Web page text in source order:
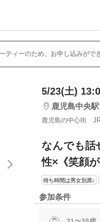
ティーのため、お申し込みがで
5/23(土)
鹿児島中央
鹿児島の中心街
なんでも話
性×《笑顔
待ち時間は男女別席♪
参加条件